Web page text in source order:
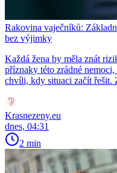
Rakovina vaječníků:
bez výjimky
Každá žena by měla znát
příznaky této zrádné
chvíli, kdy situaci začít řešit.
Krasnezeny.eu
dnes, 04:31
2 min